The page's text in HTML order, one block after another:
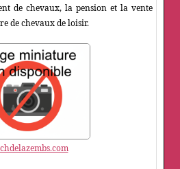
de chevaux, la pension et la vente
de chevaux de loisir.